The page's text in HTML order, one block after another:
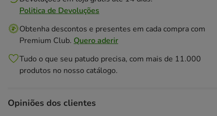
Politica de Devoluções
Obtenha descontos e presentes em cada compra com
Premium Club. Quero aderir
Tudo o que seu patudo precisa, com mais de 11.000
produtos no nosso catálogo.
Opiniões dos clientes